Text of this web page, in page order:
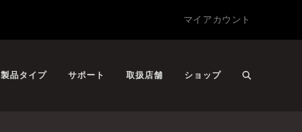
マイアカウント
製品タイプ サポート 取扱店舗 ショップ